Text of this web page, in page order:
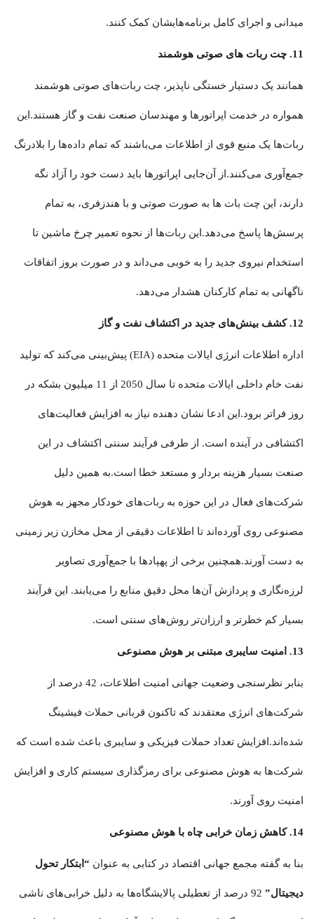
میدانی و اجرای کامل برنامه‌هایشان کمک کنند.
11. چت ربات های صوتی هوشمند
همانند یک دستیار خستگی ناپذیر، چت ربات‌های صوتی هوشمند
همواره در خدمت اپراتورها و مهندسان صنعت نفت و گاز هستند.این
ربات‌ها یک منبع قوی از اطلاعات می‌باشند که تمام داده‌ها را بلادرنگ
جمع‌آوری می‌کنند.از آن‌جایی اپراتورها باید دست خود را آزاد نگه
دارند، این چت بات ها به صورت صوتی و با هندزفری، به تمام
پرسش‌ها پاسخ می‌دهد.این ربات‌ها از نحوه تعمیر چرخ ماشین تا
استخدام نیروی جدید را به خوبی می‌داند و در صورت بروز اتفاقات
ناگهانی به تمام کارکنان هشدار می‌دهد.
12. کشف بینش‌های جدید در اکتشاف نفت و گاز
اداره اطلاعات انرژی ایالات متحده (EIA) پیش‌بینی می‌کند که تولید
نفت خام داخلی ایالات متحده تا سال 2050 از 11 میلیون بشکه در
روز فراتر برود.این ادعا نشان دهنده نیاز به افزایش فعالیت‌های
اکتشافی در آینده است. از طرفی فرآیند سنتی اکتشاف در این
صنعت بسیار هزینه بردار و مستعد خطا است.به همین دلیل
شرکت‌های فعال در این حوزه به ربات‌های خودکار مجهز به هوش
مصنوعی روی آورده‌اند تا اطلاعات دقیقی از محل مخازن زیر زمینی
به دست آورند.همچنین برخی از پهپادها با جمع‌آوری تصاویر
لرزه‌نگاری و پردازش آن‌ها محل دقیق منابع را می‌یابند. این فرآیند
بسیار کم خطرتر و ارزان‌تر روش‌های سنتی است.
13. امنیت سایبری مبتنی بر هوش مصنوعی
بنابر نظرسنجی وضعیت جهانی امنیت اطلاعات، 42 درصد از
شرکت‌های انرژی معتقدند که تاکنون قربانی حملات فیشینگ
شده‌اند.افزایش تعداد حملات فیزیکی و سایبری باعث شده است که
شرکت‌ها به هوش مصنوعی برای رمزگذاری سیستم کاری و افزایش
امنیت روی آورند.
14. کاهش زمان خرابی چاه با هوش مصنوعی
بنا به گفته مجمع جهانی اقتصاد در کتابی به عنوان “ابتکار تحول
دیجیتال” 92 درصد از تعطیلی پالایشگاه‌ها به دلیل خرابی‌‎های ناشی